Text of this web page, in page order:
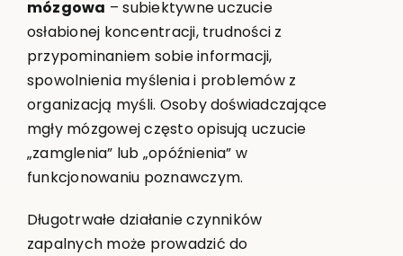
mózgowa – subiektywne uczucie
osłabionej koncentracji, trudności z
przypominaniem sobie informacji,
spowolnienia myślenia i problemów z
organizacją myśli. Osoby doświadczające
mgły mózgowej często opisują uczucie
„zamglenia” lub „opóźnienia” w
funkcjonowaniu poznawczym.
Długotrwałe działanie czynników
zapalnych może prowadzić do